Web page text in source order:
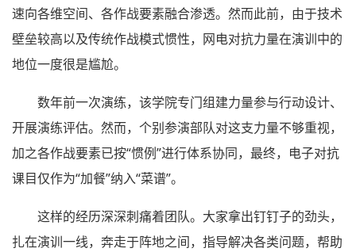
速向各维空间、各作战要素融合渗透。然而此前，由于技术
壁垒较高以及传统作战模式惯性，网电对抗力量在演训中的
地位一度很是尴尬。
数年前一次演练，该学院专门组建力量参与行动设计、
开展演练评估。然而，个别参演部队对这支力量不够重视，
加之各作战要素已按“惯例”进行体系协同，最终，电子对抗
课目仅作为“加餐”纳入“菜谱”。
这样的经历深深刺痛着团队。大家拿出钉钉子的劲头，
扎在演训一线，奔走于阵地之间，指导解决各类问题，帮助